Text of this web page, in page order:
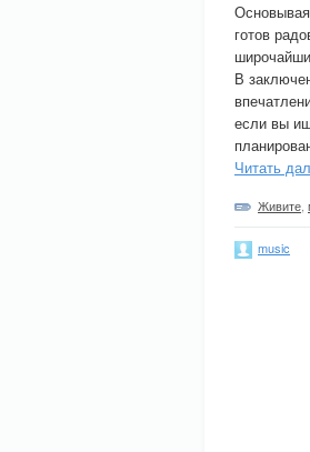
готов
В
если вы
Читать
Живите
music